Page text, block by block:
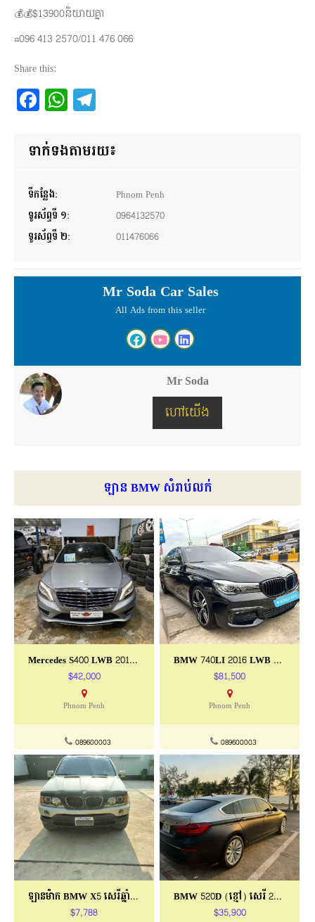
💰💰$13900និយាយគ្នា
☎096 413 2570/011 476 066
Share this:
Facebook
WhatsApp
ទាក់ទងតាមរយ៖
ទីកន្លែង:
Phnom Penh
ទូរស័ព្ទទី ១:
0964132570
ទូរស័ព្ទទី ២:
011476066
Mr Soda Car Sales
All Ads from this seller
Mr Soda
ហៅយើង
ឡាន BMW សំរាប់លក់
Mercedes S400 LWB 2014 ក្រដាសពន្ធ
$42,000
Phnom Penh
089600003
BMW 740LI 2016 LWB Full Option
$81,500
Phnom Penh
089600003
ឡានម៉ាក BMW X5 សេរីឆ្នាំ ២០០២
$7,788
BMW 520D (ខ្មៅ) សេរី 2017
$35,900